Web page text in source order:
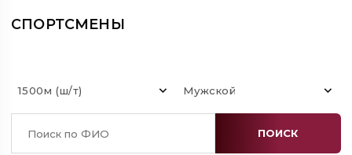
СПОРТСМЕНЫ
1500м (ш/т) Мужской
ПОИСК